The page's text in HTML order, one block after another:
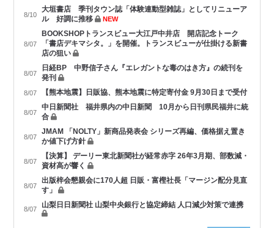
8/10
大垣書店 季刊タウン誌「体験連動型雑誌」としてリニューア
ル 好調に推移
NEW
8/07
BOOKSHOPトランスビュー大江戸中井店 開店記念トーク
「書店デキマシタ。」を開催。トランスビューが仕掛ける新書
店の狙い
8/07
日経BP 中野信子さん『エレガントな毒のはき方』の続刊を
発刊
8/07 【熊本地震】日販協、熊本地震に特定寄付金 9月30日まで受付
8/07
中日新聞社 福井県内の中日新聞 10月から日刊県民福井に統
合
8/07
JMAM 「NOLTY」新商品発表会 シリーズ再編、価格据え置き
か値下げ方針
8/07
【決算】 デーリー東北新聞社が経常赤字 26年3月期、部数減・
資材高が響く
8/07
出版梓会懇親会に170人超 日販・富樫社長「マージン配分見直
す」
8/07 山梨日日新聞社 山梨中央銀行と協定締結 人口減少対策で連携